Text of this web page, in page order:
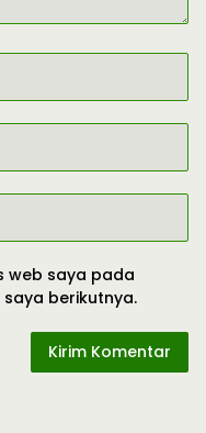
web saya pada
berikutnya.